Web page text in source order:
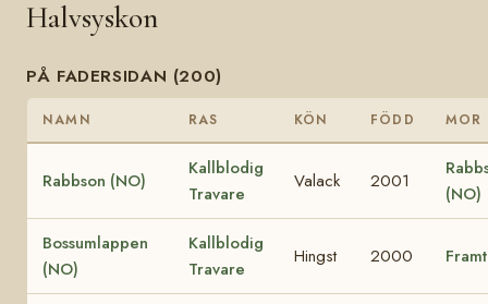
Halvsyskon
PÅ FADERSIDAN (200)
NAMN RAS KÖN FÖDD MOR
Rabbson (NO)
Kallblodig
Travare
Valack 2001
(NO)
Bossumlappen
(NO)
Kallblodig
Travare
Hingst 2000